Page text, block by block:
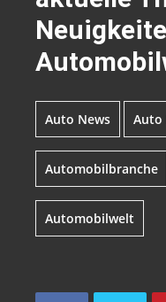
Auto News Auto
Automobilbranche
Automobilwelt